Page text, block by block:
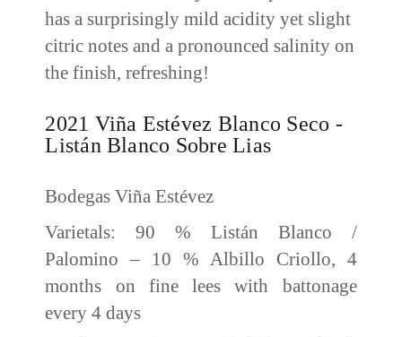
has a surprisingly mild acidity yet slight
citric notes and a pronounced salinity on
the finish, refreshing!
2021 Viña Estévez Blanco Seco -
Listán Blanco Sobre Lias
Bodegas Viña Estévez
Varietals: 90 % Listán Blanco /
Palomino – 10 % Albillo Criollo, 4
months on fine lees with battonage
every 4 days